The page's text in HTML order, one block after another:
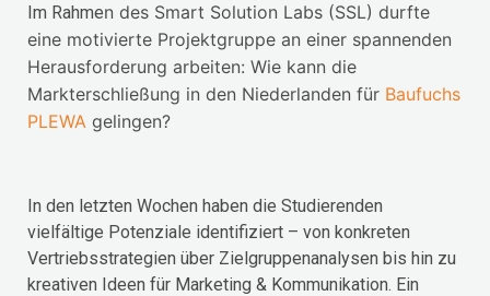
Im Rahmen des Smart Solution Labs (SSL) durfte
eine motivierte Projektgruppe an einer spannenden
Herausforderung arbeiten: Wie kann die
Markterschließung in den Niederlanden für Baufuchs
PLEWA gelingen?
In den letzten Wochen haben die Studierenden
vielfältige Potenziale identifiziert – von konkreten
Vertriebsstrategien über Zielgruppenanalysen bis hin zu
kreativen Ideen für Marketing & Kommunikation. Ein